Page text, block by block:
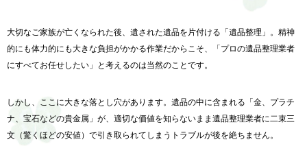
大切なご家族が亡くなられた後、遺された遺品を片付ける「遺品整理」。精神
的にも体力的にも大きな負担がかかる作業だからこそ、「プロの遺品整理業者
にすべてお任せしたい」と考えるのは当然のことです。
しかし、ここに大きな落とし穴があります。遺品の中に含まれる「金、プラチ
ナ、宝石などの貴金属」が、適切な価値を知らないまま遺品整理業者に二束三
文（驚くほどの安値）で引き取られてしまうトラブルが後を絶ちません。